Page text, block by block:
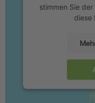
stimmen Sie
diese